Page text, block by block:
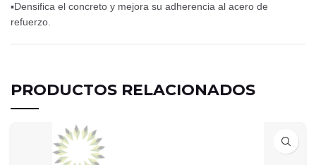
▪Densifica el concreto y mejora su adherencia al acero de
refuerzo.
PRODUCTOS RELACIONADOS